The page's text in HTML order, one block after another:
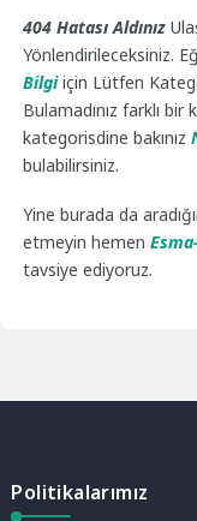
404 Hatası Aldınız
Yönlendirileceksiniz.
Bilgiiçin Lütfen
Bulamadınız farklı bir
kategorisdine bakınız
bulabilirsiniz.
Yine burada da
etmeyin hemen
tavsiye ediyoruz.
Politikalarımız